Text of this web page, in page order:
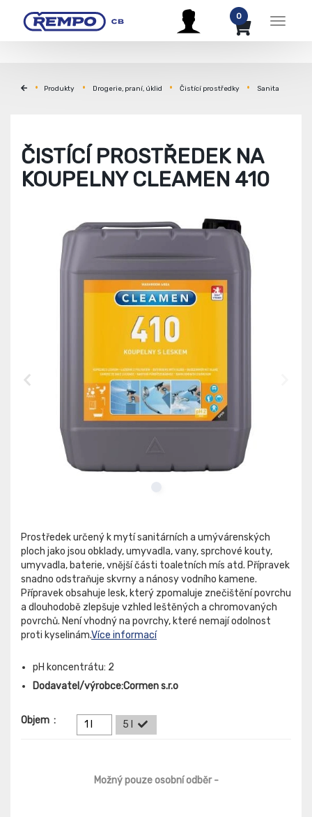
Menu
0
Produkty Drogerie, praní, úklid Čistící prostředky Sanita
ČISTÍCÍ PROSTŘEDEK NA
KOUPELNY CLEAMEN 410
Prostředek určený k mytí sanitárních a umývárenských
ploch jako jsou obklady, umyvadla, vany, sprchové kouty,
umyvadla, baterie, vnější části toaletních mís atd. Přípravek
snadno odstraňuje skvrny a nánosy vodního kamene.
Přípravek obsahuje lesk, který zpomaluje znečištění povrchu
a dlouhodobě zlepšuje vzhled leštěných a chromovaných
povrchů. Není vhodný na povrchy, které nemají odolnost
proti kyselinám.Více informací
pH koncentrátu: 2
Dodavatel/výrobce:Cormen s.r.o
Objem : 1 l 5 l
Možný pouze osobní odběr-